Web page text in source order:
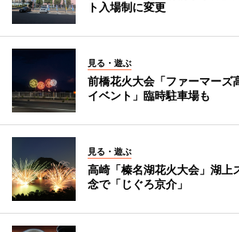
ト入場制に変更
見る・遊ぶ
前橋花火大会「ファーマーズ
イベント」臨時駐車場も
見る・遊ぶ
高崎「榛名湖花火大会」湖上
念で「じぐろ京介」